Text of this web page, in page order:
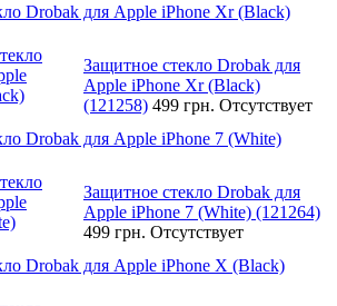
Drobak для Apple iPhone Xr (Black)
Защитное стекло Drobak для
Apple iPhone Xr (Black)
(121258) 499 грн. Отсутствует
Drobak для Apple iPhone 7 (White)
Защитное стекло Drobak для
Apple iPhone 7 (White) (121264)
499 грн. Отсутствует
Drobak для Apple iPhone X (Black)